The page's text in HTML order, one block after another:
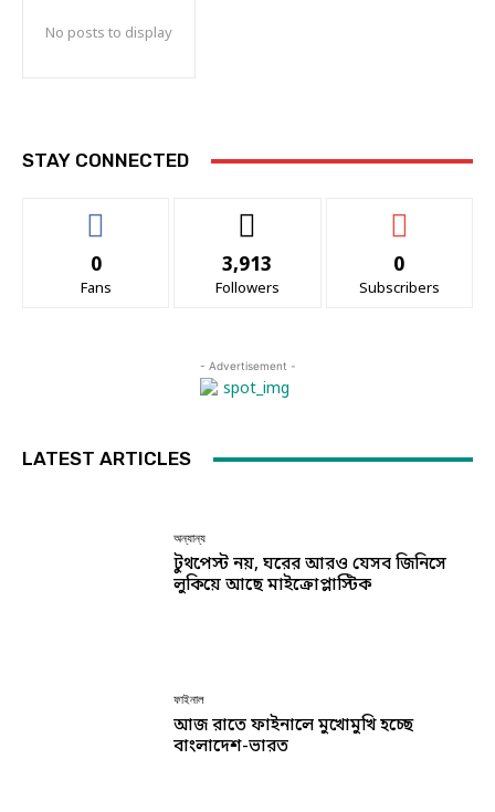
No posts to display
STAY CONNECTED
0
Fans
3,913
Followers
0
Subscribers
- Advertisement -
LATEST ARTICLES
অন্যান্য
টুথপেস্ট নয়, ঘরের আরও যেসব জিনিসে
লুকিয়ে আছে মাইক্রোপ্লাস্টিক
ফাইনাল
আজ রাতে ফাইনালে মুখোমুখি হচ্ছে
বাংলাদেশ-ভারত